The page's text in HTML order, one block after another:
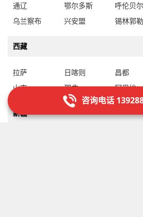
通辽
鄂尔多斯 呼伦贝尔
乌兰察布
兴安盟 锡林郭
西藏
拉萨 日喀则 昌都
山南
那曲 阿里地
新疆
咨询电话